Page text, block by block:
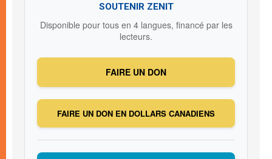
SOUTENIR ZENIT
Disponible pour tous en 4 langues, financé par les
lecteurs.
FAIRE UN DON
FAIRE UN DON EN DOLLARS CANADIENS